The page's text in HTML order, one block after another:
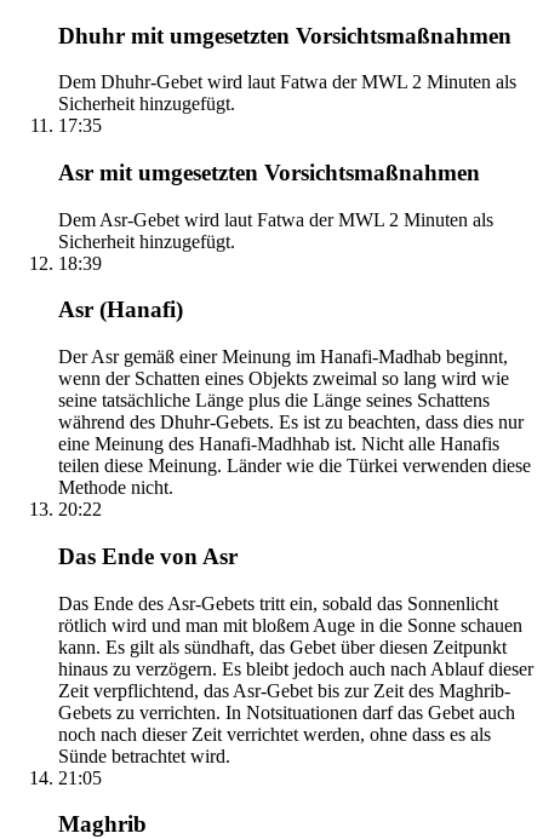
Dhuhr mit umgesetzten Vorsichtsmaßnahmen
Dem Dhuhr-Gebet wird laut Fatwa der MWL 2 Minuten als
Sicherheit hinzugefügt.
17:35
Asr mit umgesetzten Vorsichtsmaßnahmen
Dem Asr-Gebet wird laut Fatwa der MWL 2 Minuten als
Sicherheit hinzugefügt.
18:39
Asr (Hanafi)
Der Asr gemäß einer Meinung im Hanafi-Madhab beginnt,
wenn der Schatten eines Objekts zweimal so lang wird wie
seine tatsächliche Länge plus die Länge seines Schattens
während des Dhuhr-Gebets. Es ist zu beachten, dass dies nur
eine Meinung des Hanafi-Madhhab ist. Nicht alle Hanafis
teilen diese Meinung. Länder wie die Türkei verwenden diese
Methode nicht.
20:22
Das Ende von Asr
Das Ende des Asr-Gebets tritt ein, sobald das Sonnenlicht
rötlich wird und man mit bloßem Auge in die Sonne schauen
kann. Es gilt als sündhaft, das Gebet über diesen Zeitpunkt
hinaus zu verzögern. Es bleibt jedoch auch nach Ablauf dieser
Zeit verpflichtend, das Asr-Gebet bis zur Zeit des Maghrib-
Gebets zu verrichten. In Notsituationen darf das Gebet auch
noch nach dieser Zeit verrichtet werden, ohne dass es als
Sünde betrachtet wird.
21:05
Maghrib